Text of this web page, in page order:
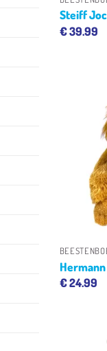
Steiff
€39.99
€24.99